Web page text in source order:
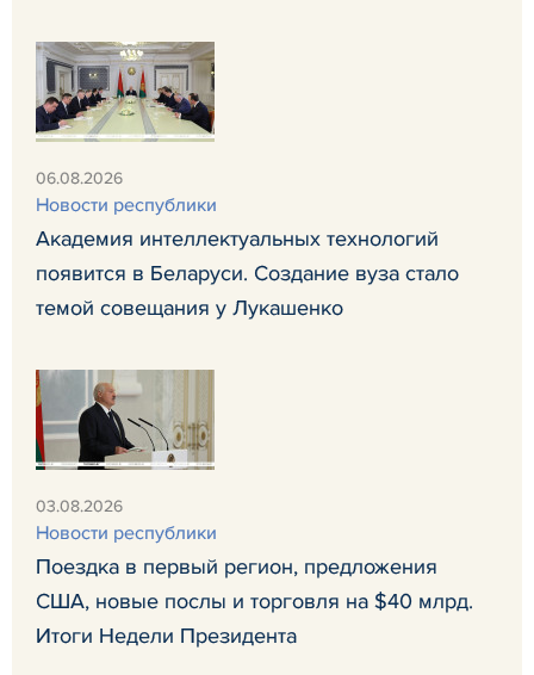
06.08.2026
Новости республики
Академия интеллектуальных технологий
появится в Беларуси. Создание вуза стало
темой совещания у Лукашенко
03.08.2026
Новости республики
Поездка в первый регион, предложения
США, новые послы и торговля на $40 млрд.
Итоги Недели Президента